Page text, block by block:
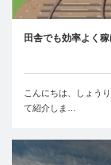
田舎でも効率よく
こんにちは、しょう
て紹介しま…